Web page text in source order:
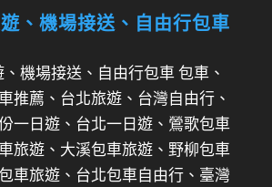
、機場接送、自由行包車
機場接送、自由行包車 包車、
推薦、台北旅遊、台灣自由行、
一日遊、台北一日遊、鶯歌包車
旅遊、大溪包車旅遊、野柳包車
車旅遊、台北包車自由行、臺灣